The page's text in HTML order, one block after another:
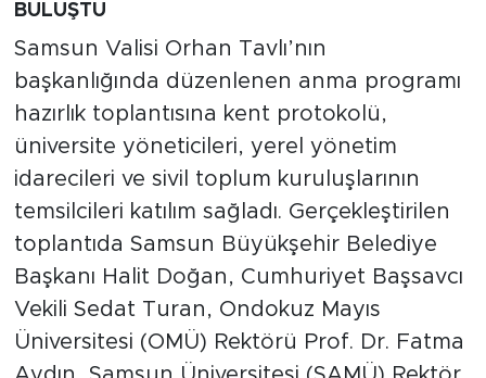
BULUŞTU
Samsun Valisi Orhan Tavlı’nın
başkanlığında düzenlenen anma programı
hazırlık toplantısına kent protokolü,
üniversite yöneticileri, yerel yönetim
idarecileri ve sivil toplum kuruluşlarının
temsilcileri katılım sağladı. Gerçekleştirilen
toplantıda Samsun Büyükşehir Belediye
Başkanı Halit Doğan, Cumhuriyet Başsavcı
Vekili Sedat Turan, Ondokuz Mayıs
Üniversitesi (OMÜ) Rektörü Prof. Dr. Fatma